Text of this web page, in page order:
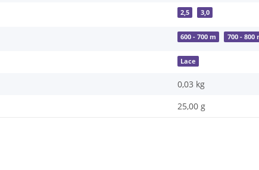
2,5 3,0
600 - 700 m 700 - 800
Lace
0,03 kg
25,00 g